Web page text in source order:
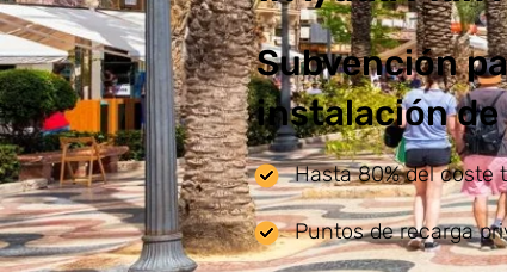
Subvención
instalación
Hasta 80% del coste
Puntos de recarga